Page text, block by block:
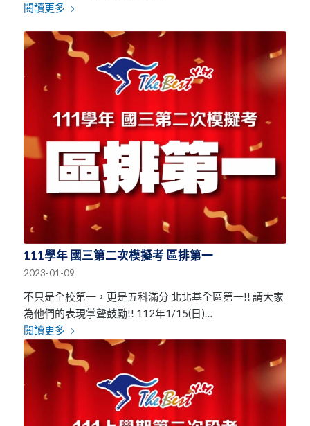
閱讀更多
111學年 國三第二次模擬考 區排第一
2023-01-09
不只是全校第一，更是五科滿分 北北基全區第一!! 請大家
為他們的表現掌聲鼓勵!! 112年1/15(日)…
閱讀更多